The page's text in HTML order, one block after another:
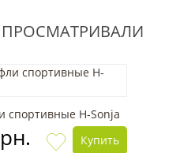
спортивные H-Sonja
Купить